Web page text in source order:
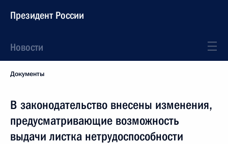
Президент России
Новости
Документы
В законодательство внесены изменения,
предусматривающие возможность
выдачи листка нетрудоспособности